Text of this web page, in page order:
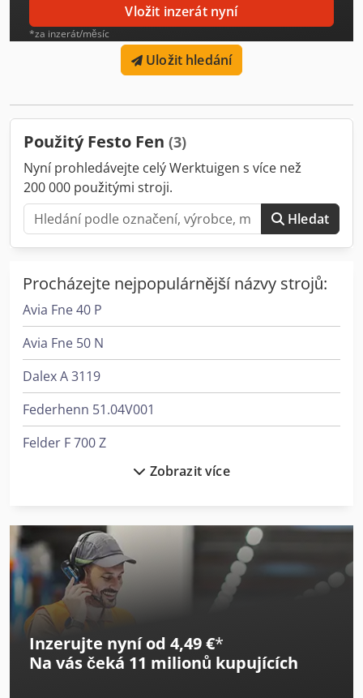
Vložit inzerát nyní
*za inzerát/měsíc
Uložit hledání
Použitý Festo Fen (3)
Nyní prohledávejte celý Werktuigen s více než
200 000 použitými stroji.
Hledat
Procházejte nejpopulárnější názvy strojů:
Avia Fne 40 P
Avia Fne 50 N
Dalex A 3119
Federhenn 51.04V001
Felder F 700 Z
Felder Fs 722
Felder Kf 700
Felder Kf 700 Professional
Felder Rl 140
Festo Advu
Zobrazit více
Inzerujte nyní od 4,49 €*
Na vás čeká 11 milionů kupujících